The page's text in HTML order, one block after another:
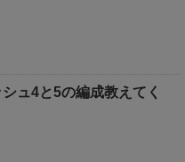
シュ4と5の編成教えてく